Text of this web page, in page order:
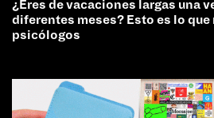
¿Eres de vacaciones largas una
diferentes meses? Esto es lo
psicólogos